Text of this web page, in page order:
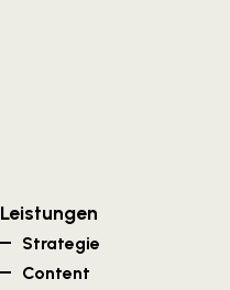
Leistungen
Strategie
Content